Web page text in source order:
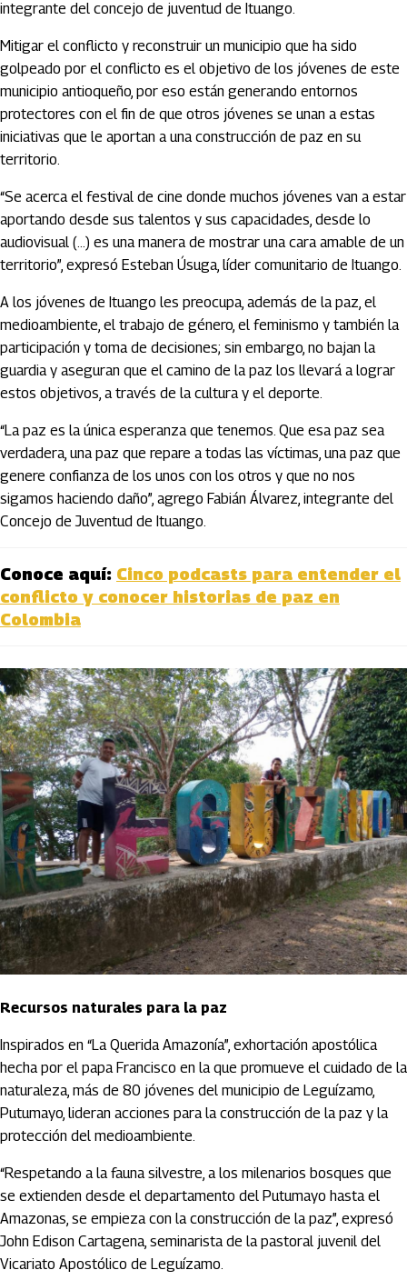
integrante del concejo de juventud de Ituango.
Mitigar el conflicto y reconstruir un municipio que ha sido
golpeado por el conflicto es el objetivo de los jóvenes de este
municipio antioqueño, por eso están generando entornos
protectores con el fin de que otros jóvenes se unan a estas
iniciativas que le aportan a una construcción de paz en su
territorio.
“Se acerca el festival de cine donde muchos jóvenes van a estar
aportando desde sus talentos y sus capacidades, desde lo
audiovisual (…) es una manera de mostrar una cara amable de un
territorio”, expresó Esteban Úsuga, líder comunitario de Ituango.
A los jóvenes de Ituango les preocupa, además de la paz, el
medioambiente, el trabajo de género, el feminismo y también la
participación y toma de decisiones; sin embargo, no bajan la
guardia y aseguran que el camino de la paz los llevará a lograr
estos objetivos, a través de la cultura y el deporte.
“La paz es la única esperanza que tenemos. Que esa paz sea
verdadera, una paz que repare a todas las víctimas, una paz que
genere confianza de los unos con los otros y que no nos
sigamos haciendo daño”, agrego Fabián Álvarez, integrante del
Concejo de Juventud de Ituango.
Conoce aquí: Cinco podcasts para entender el
conflicto y conocer historias de paz en
Colombia
Recursos naturales para la paz
Inspirados en “La Querida Amazonía”, exhortación apostólica
hecha por el papa Francisco en la que promueve el cuidado de la
naturaleza, más de 80 jóvenes del municipio de Leguízamo,
Putumayo, lideran acciones para la construcción de la paz y la
protección del medioambiente.
“Respetando a la fauna silvestre, a los milenarios bosques que
se extienden desde el departamento del Putumayo hasta el
Amazonas, se empieza con la construcción de la paz”, expresó
John Edison Cartagena, seminarista de la pastoral juvenil del
Vicariato Apostólico de Leguízamo.